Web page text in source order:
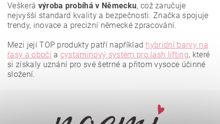
Vložením hodnocení souhlasíte se
Veškerá výroba probíhá v Německu, což zaručuje
nejvyšší standard kvality a bezpečnosti. Značka spojuje
trendy, inovace a precizní německé zpracování.
Mezi její TOP produkty patří například hybridní barvy na
řasy a obočía cystaminový systém pro lash lifting, které
si získaly uznání pro své šetrné a přitom vysoce účinné
složení.